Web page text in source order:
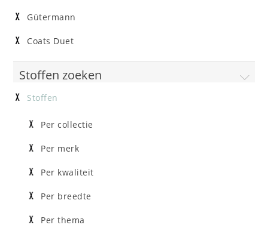
Gütermann
Coats Duet
Stoffen zoeken
Stoffen
Per collectie
Per merk
Per kwaliteit
Per breedte
Per thema